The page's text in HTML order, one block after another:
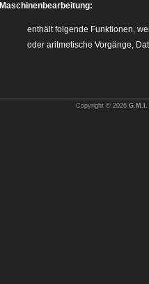
Maschinenbearbeitung:
enthält folgende Funktionen,
oder aritmetische Vorgänge,
Copyright © 2026